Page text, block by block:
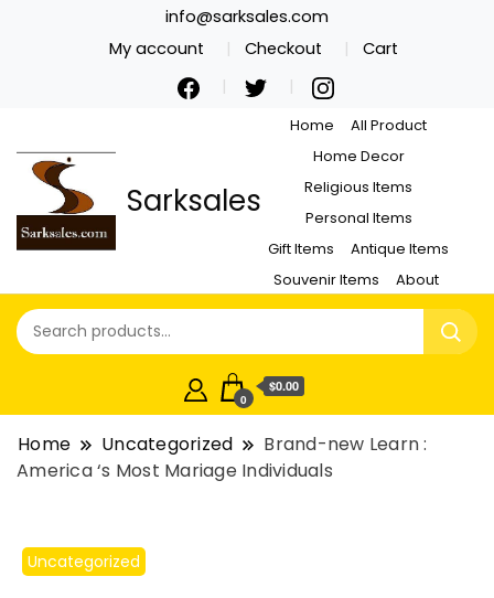
info@sarksales.com
My account
Checkout Cart
Sarksales
Home
All Product
Home Decor
Religious Items
Personal Items
Gift Items
Antique Items
Souvenir Items
About
0
$0.00
Home Uncategorized
Brand-new Learn :
America ‘s Most Mariage Individuals
Uncategorized